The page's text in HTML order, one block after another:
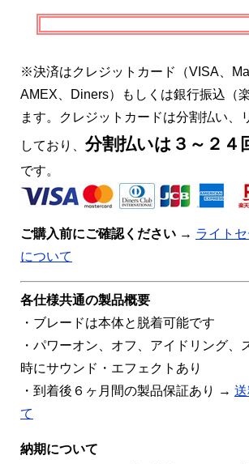
※決済はクレジットカード（VISA、
AMEX、Diners）もしくは銀行振込（
ます。クレジットカードは分割払い、
しており、 分割払いは３～２４
です。
ご購入前にご確認ください → ライト
について
各仕様共通の製品概要
・ブレードは本体と脱着可能です
・パワーオン、オフ、アイドリング、
時にサウンド・エフェクトあり
・到着後６ヶ月間の製品保証あり →
て
納期について